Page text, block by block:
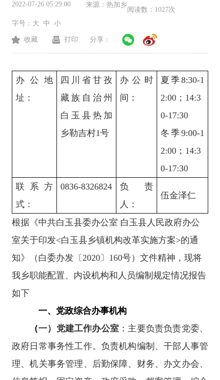
2022-07-26 05:29:00 来源： 热加乡
阅读数： 1027次
字号： 大 中 小
收藏 打印 分享：
办公地
址 ：
四川省甘孜
藏族自治州
白玉县 热加
乡勒吉村1号
办公时
间 ：
夏季 8:30-1
2:00； 14:3
0-17:30
冬季 9:00-1
2:00；14:3
0-17:30
联系方
式 ：
0836-8326824
负责
人 ：
伍金泽仁
根据《中共白玉县委办公室 白玉县人民政府办公
室关于印发<白玉县乡镇机构改革实施方案>的通
知》（白委办发〔2020〕160号）文件精神，现将
我乡职能配置、内设机构和人员编制规定情况报告
如下
一、党政综合办事机构
（一）党建工作办公室 ：主要负责负责党委、
政府日常事务性工作。负责机构编制、干部人事管
理、机关事务管理、后勤保障、财务、办文办会、